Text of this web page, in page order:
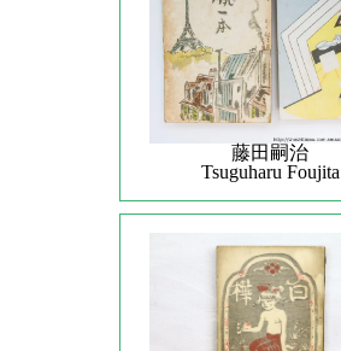
藤田嗣治
Tsuguharu Foujita